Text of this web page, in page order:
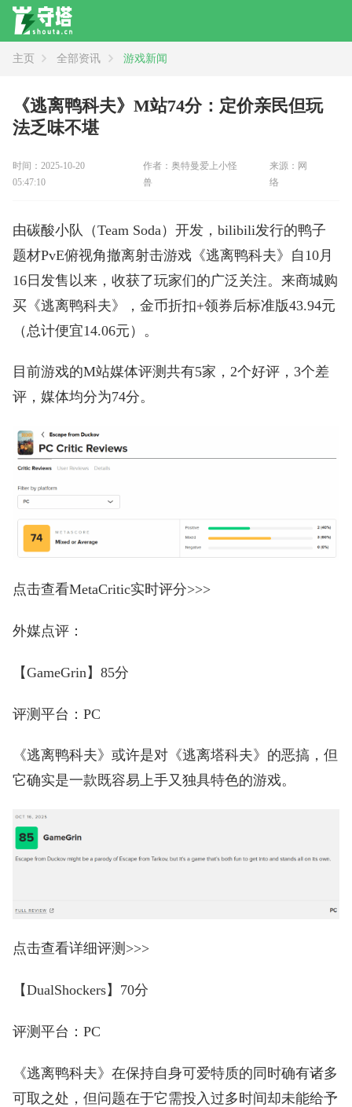
全部 新闻 攻略 评测
主页 全部资讯 游戏新闻
《逃离鸭科夫》M站74分：定价亲民但玩
法乏味不堪
时间：2025-10-20
05:47:10
作者：奥特曼爱上小怪
兽
来源：网
络
由碳酸小队（Team Soda）开发，bilibili发行的鸭子
题材PvE俯视角撤离射击游戏《逃离鸭科夫》自10月
16日发售以来，收获了玩家们的广泛关注。来商城购
买《逃离鸭科夫》，金币折扣+领券后标准版43.94元
（总计便宜14.06元）。
目前游戏的M站媒体评测共有5家，2个好评，3个差
评，媒体均分为74分。
点击查看MetaCritic实时评分>>>
外媒点评：
【GameGrin】85分
评测平台：PC
《逃离鸭科夫》或许是对《逃离塔科夫》的恶搞，但
它确实是一款既容易上手又独具特色的游戏。
点击查看详细评测>>>
【DualShockers】70分
评测平台：PC
《逃离鸭科夫》在保持自身可爱特质的同时确有诸多
可取之处，但问题在于它需投入过多时间却未能给予